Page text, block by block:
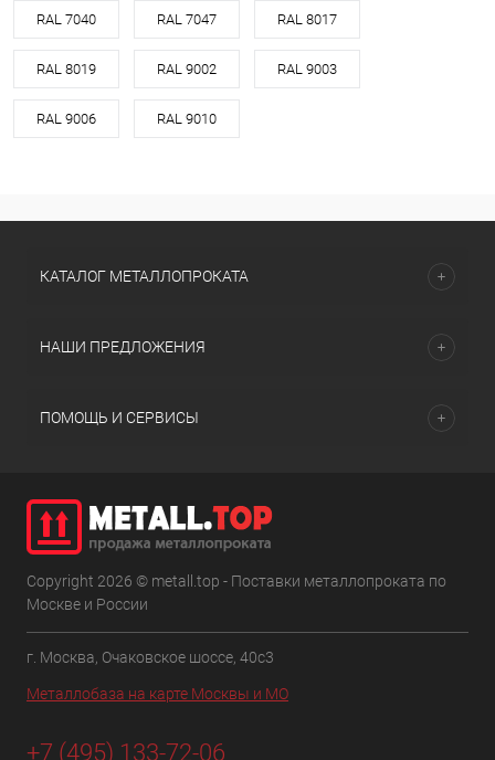
RAL 7040 RAL 7047 RAL 8017
RAL 8019 RAL 9002 RAL 9003
RAL 9006 RAL 9010
КАТАЛОГ МЕТАЛЛОПРОКАТА
НАШИ ПРЕДЛОЖЕНИЯ
ПОМОЩЬ И СЕРВИСЫ
Copyright 2026 © metall.top - Поставки металлопроката по
Москве и России
г. Москва, Очаковское шоссе, 40с3
Металлобаза на карте Москвы и МО
+7 (495) 133-72-06